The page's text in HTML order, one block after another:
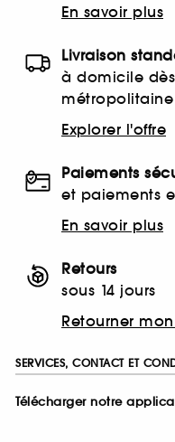
En savoir plus
Livraison
à domicile
Explorer l'offre
Paiements
et paiements
En savoir plus
Retours
sous 14 jours
Retourner
SERVICES, CONTACT ET
Télécharger notre